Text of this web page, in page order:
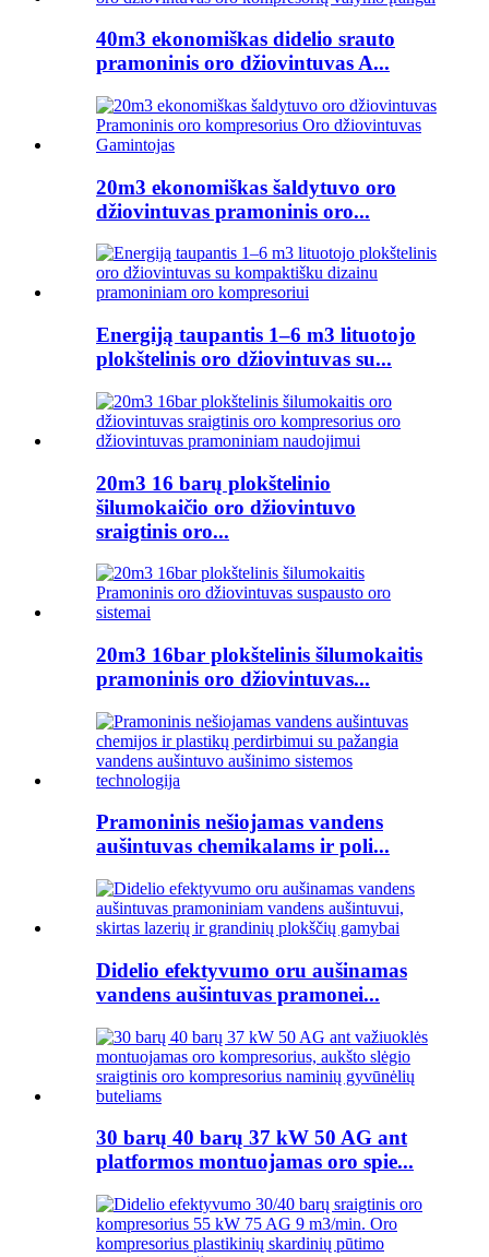
40m3 ekonomiškas didelio srauto
pramoninis oro džiovintuvas A...
20m3 ekonomiškas šaldytuvo oro
džiovintuvas pramoninis oro...
Energiją taupantis 1–6 m3 lituotojo
plokštelinis oro džiovintuvas su...
20m3 16 barų plokštelinio
šilumokaičio oro džiovintuvo
sraigtinis oro...
20m3 16bar plokštelinis šilumokaitis
pramoninis oro džiovintuvas...
Pramoninis nešiojamas vandens
aušintuvas chemikalams ir poli...
Didelio efektyvumo oru aušinamas
vandens aušintuvas pramonei...
30 barų 40 barų 37 kW 50 AG ant
platformos montuojamas oro spie...